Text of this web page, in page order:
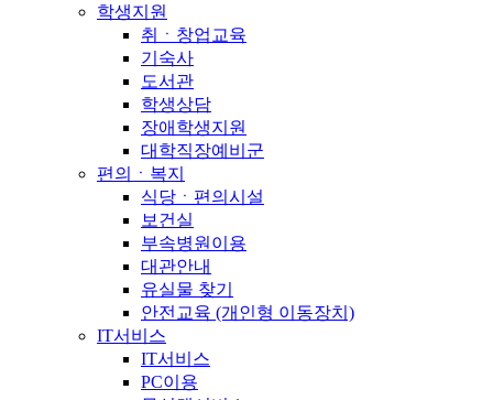
학생지원
취ㆍ창업교육
기숙사
도서관
학생상담
장애학생지원
대학직장예비군
편의ㆍ복지
식당ㆍ편의시설
보건실
부속병원이용
대관안내
유실물 찾기
안전교육 (개인형 이동장치)
IT서비스
IT서비스
PC이용